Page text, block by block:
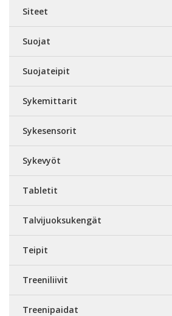
Siteet
Suojat
Suojateipit
Sykemittarit
Sykesensorit
Sykevyöt
Tabletit
Talvijuoksukengät
Teipit
Treeniliivit
Treenipaidat